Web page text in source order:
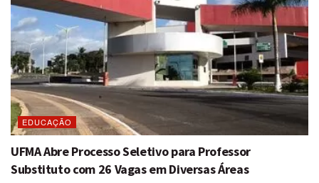
EDUCAÇÃO
UFMA Abre Processo Seletivo para Professor
Substituto com 26 Vagas em Diversas Áreas